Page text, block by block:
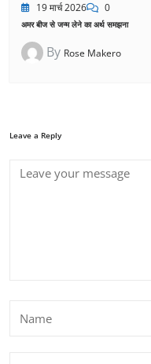
19 मार्च 2026 0
अमर बीज से जन्म लेने का अर्थ समझना
By Rose Makero
Leave a Reply